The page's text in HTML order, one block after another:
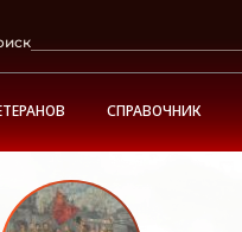
СПРАВОЧНИК